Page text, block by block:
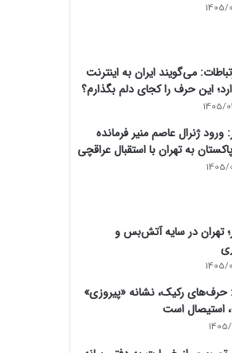
1405/
می‌گویند ایران به اینترنت
این حرف را کجای دلم بگذارم؟
1405/
ورود ژنرال عاصم منیر فرمانده
به تهران با استقبال عراقچی
1405/
تهران در سایه آتش‌بس و
1405/
رکیک، نشانه «پیروزی»
استیصال است
1405/